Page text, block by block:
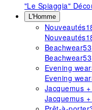
"Le Spiaggia"
L'Homme
Nouveautés
Nouveautés
Beachwear53
Beachwear53
Evening wear
Evening wear
Jacquemus
Jacquemus